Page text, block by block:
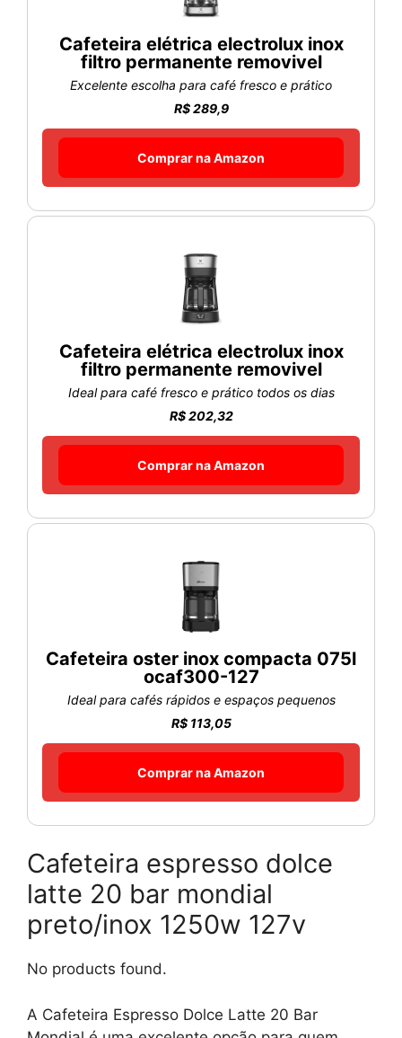
Cafeteira elétrica electrolux inox
filtro permanente removivel
Excelente escolha para café fresco e prático
R$ 289,9
Comprar na Amazon
Cafeteira elétrica electrolux inox
filtro permanente removivel
Ideal para café fresco e prático todos os dias
R$ 202,32
Comprar na Amazon
Cafeteira oster inox compacta 075l
ocaf300-127
Ideal para cafés rápidos e espaços pequenos
R$ 113,05
Comprar na Amazon
Cafeteira espresso dolce
latte 20 bar mondial
preto/inox 1250w 127v
No products found.
A Cafeteira Espresso Dolce Latte 20 Bar